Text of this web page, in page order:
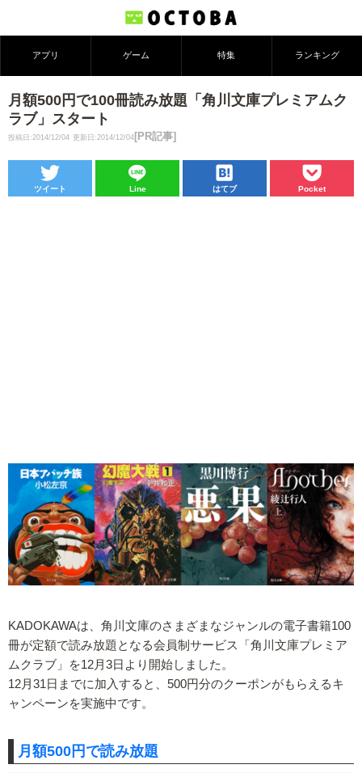
アプリ ゲーム 特集 ランキング
月額500円で100冊読み放題「角川文庫プレミアムク
ラブ」スタート
投稿日:2014/12/04 更新日:2014/12/04 [PR記事]
ツイート Line はてブ Pocket
KADOKAWAは、角川文庫のさまざまなジャンルの電子書籍100
冊が定額で読み放題となる会員制サービス「角川文庫プレミア
ムクラブ」を12月3日より開始しました。
12月31日までに加入すると、500円分のクーポンがもらえるキ
ャンペーンを実施中です。
月額500円で読み放題